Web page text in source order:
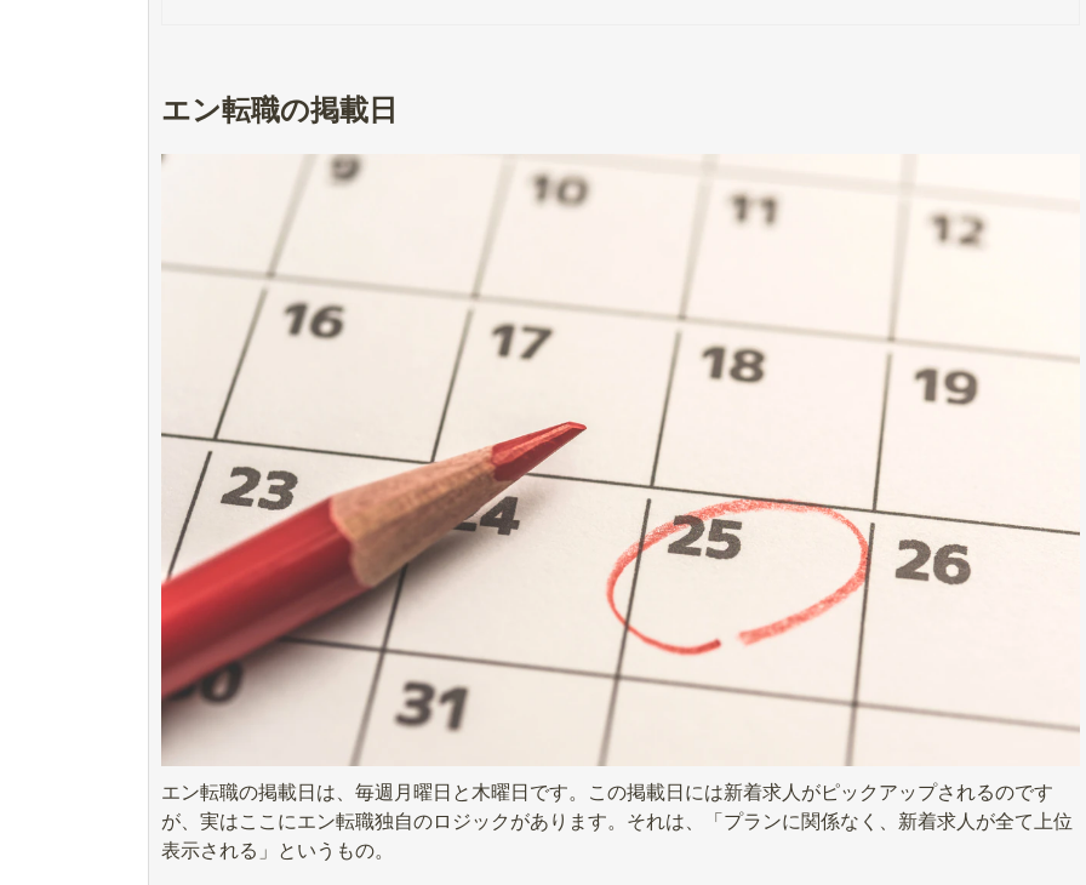
エン転職の掲載日
エン転職の掲載日は、毎週月曜日と木曜日です。この掲載日には新着求人がピックアップされるのです
が、実はここにエン転職独自のロジックがあります。それは、「プランに関係なく、新着求人が全て上位
表示される」というもの。